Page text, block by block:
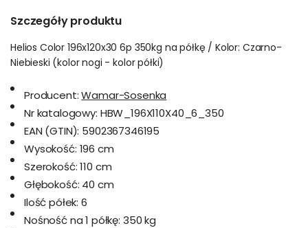
Szczegóły produktu
Helios Color 196x120x30 6p 350kg na półkę / Kolor: Czarno-
Niebieski (kolor nogi - kolor półki)
Producent: Wamar-Sosenka
Nr katalogowy: HBW_196X110X40_6_350
EAN (GTIN): 5902367346195
Wysokość: 196 cm
Szerokość: 110 cm
Głębokość: 40 cm
Ilość półek: 6
Nośność na 1 półkę: 350 kg